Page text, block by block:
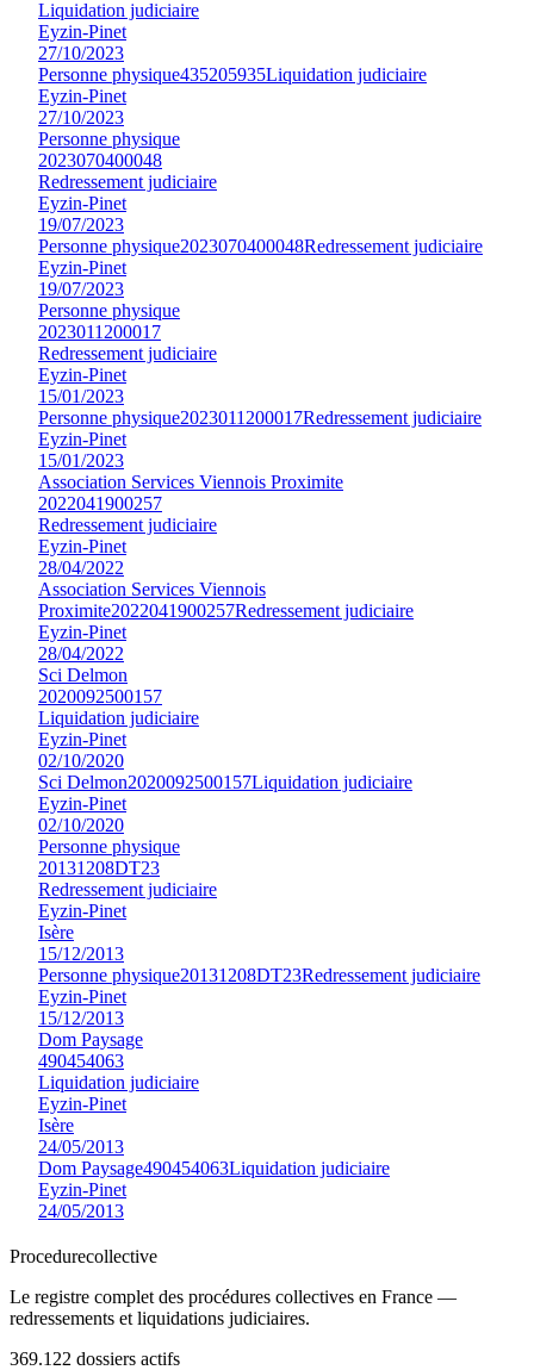
Liquidation judiciaire
Eyzin-Pinet
27/10/2023
Personne physique435205935Liquidation judiciaire
Eyzin-Pinet
27/10/2023
Personne physique
2023070400048
Redressement judiciaire
Eyzin-Pinet
19/07/2023
Personne physique2023070400048Redressement judiciaire
Eyzin-Pinet
19/07/2023
Personne physique
2023011200017
Redressement judiciaire
Eyzin-Pinet
15/01/2023
Personne physique2023011200017Redressement judiciaire
Eyzin-Pinet
15/01/2023
Association Services Viennois Proximite
2022041900257
Redressement judiciaire
Eyzin-Pinet
28/04/2022
Association Services Viennois
Proximite2022041900257Redressement judiciaire
Eyzin-Pinet
28/04/2022
Sci Delmon
2020092500157
Liquidation judiciaire
Eyzin-Pinet
02/10/2020
Sci Delmon2020092500157Liquidation judiciaire
Eyzin-Pinet
02/10/2020
Personne physique
20131208DT23
Redressement judiciaire
Eyzin-Pinet
Isère
15/12/2013
Personne physique20131208DT23Redressement judiciaire
Eyzin-Pinet
15/12/2013
Dom Paysage
490454063
Liquidation judiciaire
Eyzin-Pinet
Isère
24/05/2013
Dom Paysage490454063Liquidation judiciaire
Eyzin-Pinet
24/05/2013
Procedurecollective
Le registre complet des procédures collectives en France —
redressements et liquidations judiciaires.
369.122 dossiers actifs